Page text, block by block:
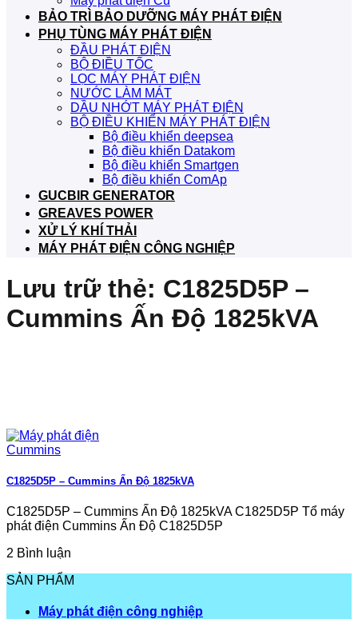
BẢO TRÌ BẢO DƯỠNG MÁY PHÁT ĐIỆN
PHỤ TÙNG MÁY PHÁT ĐIỆN
ĐẦU PHÁT ĐIỆN
BỘ ĐIỀU TỐC
LỌC MÁY PHÁT ĐIỆN
NƯỚC LÀM MÁT
DẦU NHỚT MÁY PHÁT ĐIỆN
BỘ ĐIỀU KHIỂN MÁY PHÁT ĐIỆN
Bộ điều khiển deepsea
Bộ điều khiển Datakom
Bộ điều khiển Smartgen
Bộ điều khiển ComAp
GUCBIR GENERATOR
GREAVES POWER
XỬ LÝ KHÍ THẢI
MÁY PHÁT ĐIỆN CÔNG NGHIỆP
Lưu trữ thẻ: C1825D5P –
Cummins Ấn Độ 1825kVA
C1825D5P – Cummins Ấn Độ 1825kVA
C1825D5P – Cummins Ấn Độ 1825kVA C1825D5P Tổ máy
phát điện Cummins Ấn Độ C1825D5P
2 Bình luận
SẢN PHẨM
Máy phát điện công nghiệp